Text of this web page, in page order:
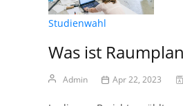
Studienwahl
Was ist
Admin Apr 22, 2023